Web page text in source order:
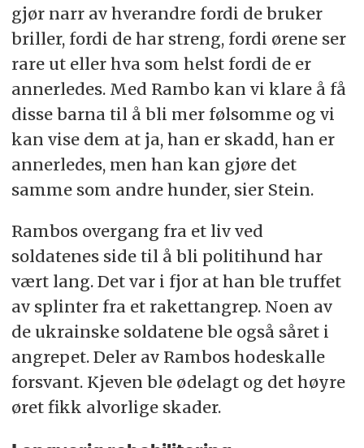
gjør narr av hverandre fordi de bruker
briller, fordi de har streng, fordi ørene ser
rare ut eller hva som helst fordi de er
annerledes. Med Rambo kan vi klare å få
disse barna til å bli mer følsomme og vi
kan vise dem at ja, han er skadd, han er
annerledes, men han kan gjøre det
samme som andre hunder, sier Stein.
Rambos overgang fra et liv ved
soldatenes side til å bli politihund har
vært lang. Det var i fjor at han ble truffet
av splinter fra et rakettangrep. Noen av
de ukrainske soldatene ble også såret i
angrepet. Deler av Rambos hodeskalle
forsvant. Kjeven ble ødelagt og det høyre
øret fikk alvorlige skader.